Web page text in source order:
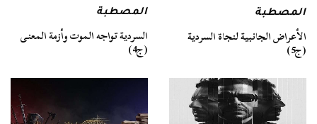
المصطبة
الأعراض الجانبية لنجاة السردية
(ج5)
المصطبة
السردية تواجه الموت وأزمة المعنى
(ج4)